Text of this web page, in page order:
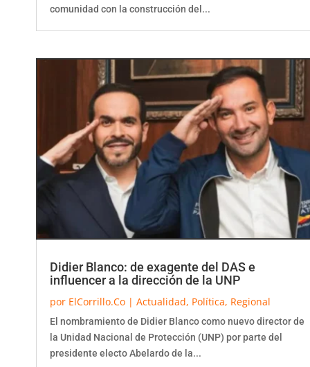
comunidad con la construcción del...
Didier Blanco: de exagente del DAS e
influencer a la dirección de la UNP
por ElCorrillo.Co | Actualidad, Política, Regional
El nombramiento de Didier Blanco como nuevo director de
la Unidad Nacional de Protección (UNP) por parte del
presidente electo Abelardo de la...